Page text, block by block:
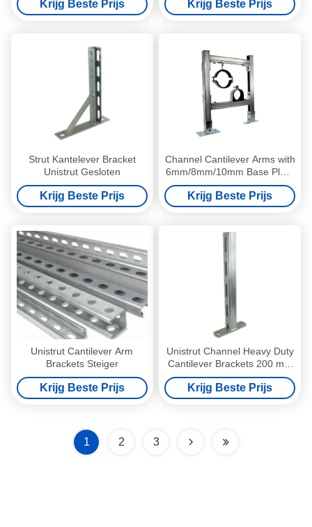
Krijg Beste Prijs Krijg Beste Prijs
Strut Kantelever Bracket
Unistrut Gesloten
Krijg Beste Prijs
Channel Cantilever Arms with
6mm/8mm/10mm Base Plate
and 150-1200mm Arm
Length in 41x41mm Heavy
Gauge
Krijg Beste Prijs
Unistrut Cantilever Arm
Brackets Steiger
Krijg Beste Prijs
Unistrut Channel Heavy Duty
Cantilever Brackets 200 mm
300 mm 400 mm
Krijg Beste Prijs
1 2 3